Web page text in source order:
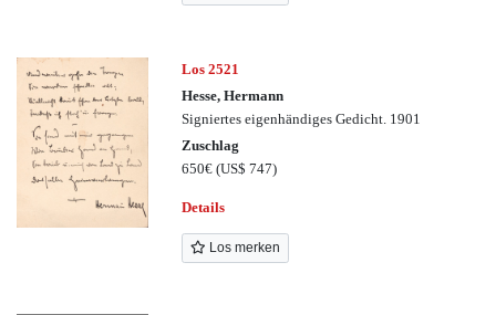
Los 2521
Hesse, Hermann
Signiertes eigenhändiges Gedicht. 1901
Zuschlag
650€(US$ 747)
Details
Los merken